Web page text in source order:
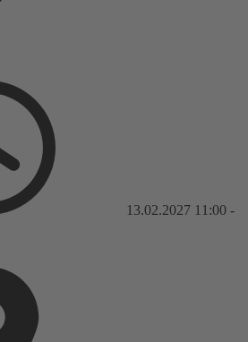
13.02.2027 11:00 -